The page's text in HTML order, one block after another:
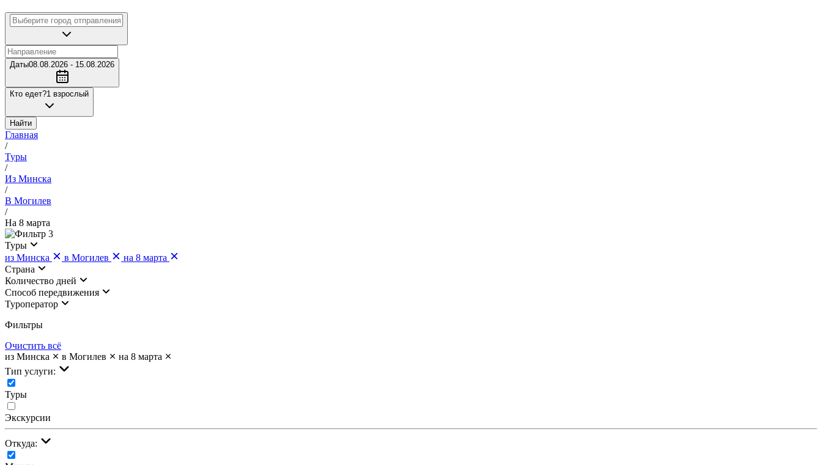
Даты08.08.2026 - 15.08.2026
Кто едет?1 взрослый
Найти
Главная
/
Туры
/
Из Минска
/
В Могилев
/
На 8 марта
3
Туры
из Минска
в Могилев
на 8 марта
Страна
Количество дней
Cпособ передвижения
Туроператор
Фильтры
Очистить всё
из Минска
в Могилев
на 8 марта
Тип услуги:
Туры
Экскурсии
Откуда: